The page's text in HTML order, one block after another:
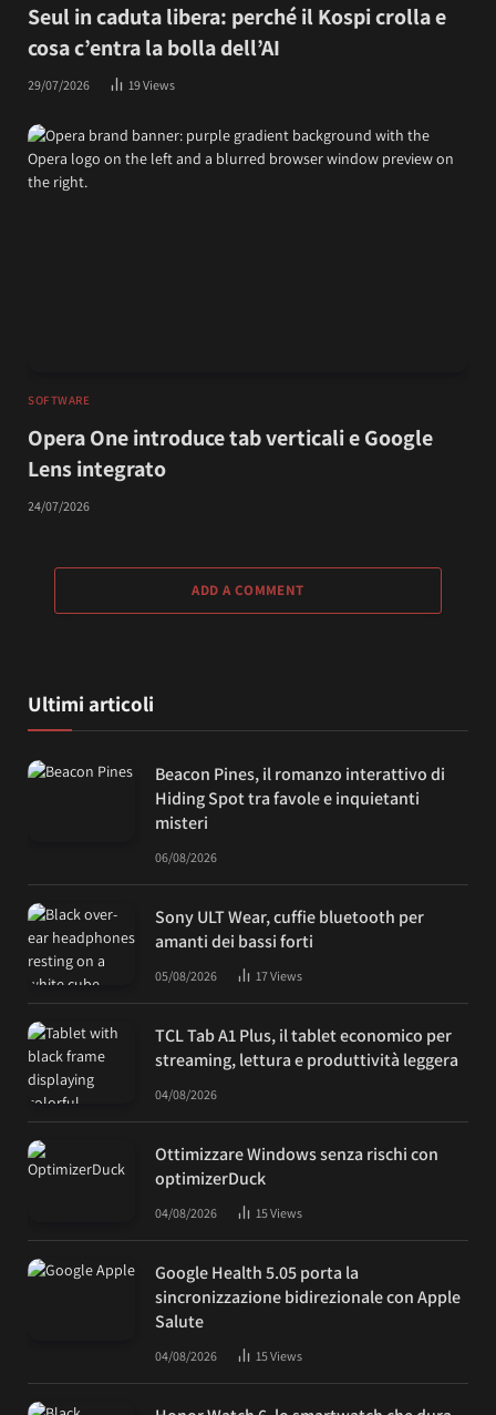
Seul in caduta libera: perché il Kospi crolla e
cosa c’entra la bolla dell’AI
29/07/2026 19Views
SOFTWARE
Opera One introduce tab verticali e Google
Lens integrato
24/07/2026
ADD A COMMENT
Ultimi articoli
Beacon Pines, il romanzo interattivo di
Hiding Spot tra favole e inquietanti
misteri
06/08/2026
Sony ULT Wear, cuffie bluetooth per
amanti dei bassi forti
05/08/2026 17Views
TCL Tab A1 Plus, il tablet economico per
streaming, lettura e produttività leggera
04/08/2026
Ottimizzare Windows senza rischi con
optimizerDuck
04/08/2026 15Views
Google Health 5.05 porta la
sincronizzazione bidirezionale con Apple
Salute
04/08/2026 15Views